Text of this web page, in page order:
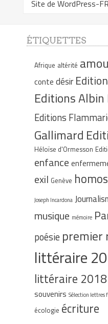
Site de WordPress-FR
ÉTIQUETTES
Afrique altérité
conte désir
Editions Albin
Editions
Gallimard
Héloïse d'Ormesson
enfance
exil Genève
Joseph Incardona
musique mémoire
poésie premier
littéraire
littéraire 2018
souvenirs Sélection lettres
écologie écriture